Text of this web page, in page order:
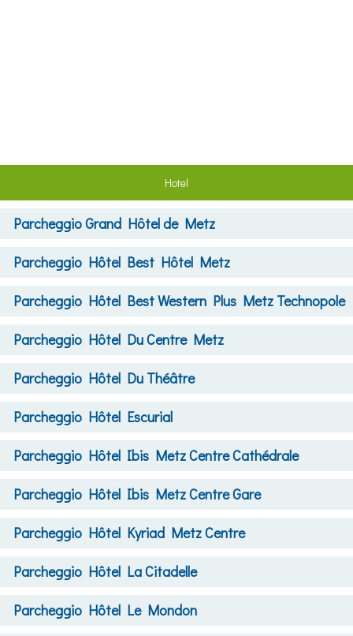
Hotel
ParcheggioGrand Hôtel de Metz
Parcheggio Hôtel Best Hôtel Metz
Parcheggio Hôtel Best Western Plus Metz Technopole
Parcheggio Hôtel Du Centre Metz
Parcheggio Hôtel Du Théâtre
Parcheggio Hôtel Escurial
Parcheggio Hôtel Ibis Metz Centre Cathédrale
Parcheggio Hôtel Ibis Metz Centre Gare
Parcheggio Hôtel Kyriad Metz Centre
Parcheggio Hôtel La Citadelle
Parcheggio Hôtel Le Mondon